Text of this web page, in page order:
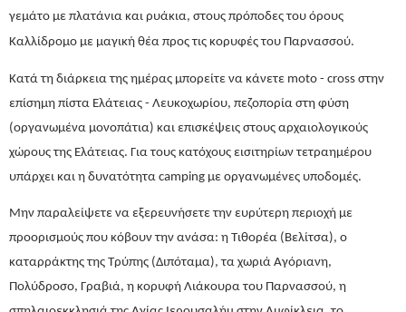
γεμάτο με πλατάνια και ρυάκια, στους πρόποδες του όρους
Καλλίδρομο με μαγική θέα προς τις κορυφές του Παρνασσού.
Κατά τη διάρκεια της ημέρας μπορείτε να κάνετε moto - cross στην
επίσημη πίστα Ελάτειας - Λευκοχωρίου, πεζοπορία στη φύση
(οργανωμένα μονοπάτια) και επισκέψεις στους αρχαιολογικούς
χώρους της Ελάτειας. Για τους κατόχους εισιτηρίων τετραημέρου
υπάρχει και η δυνατότητα camping με οργανωμένες υποδομές.
Μην παραλείψετε να εξερευνήσετε την ευρύτερη περιοχή με
προορισμούς που κόβουν την ανάσα: η Τιθορέα (Βελίτσα), ο
καταρράκτης της Τρύπης (Διπόταμα), τα χωριά Αγόριανη,
Πολύδροσο, Γραβιά, η κορυφή Λιάκουρα του Παρνασσού, η